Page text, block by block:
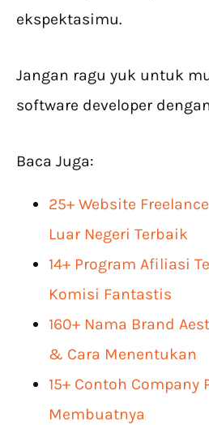
ekspektasimu.
Jangan ragu yuk untuk
software developer
Baca Juga:
25+ Website
Luar Negeri Terbaik
14+ Program Afiliasi
Komisi Fantastis
160+ Nama Brand
& Cara Menentukan
15+ Contoh Company
Membuatnya